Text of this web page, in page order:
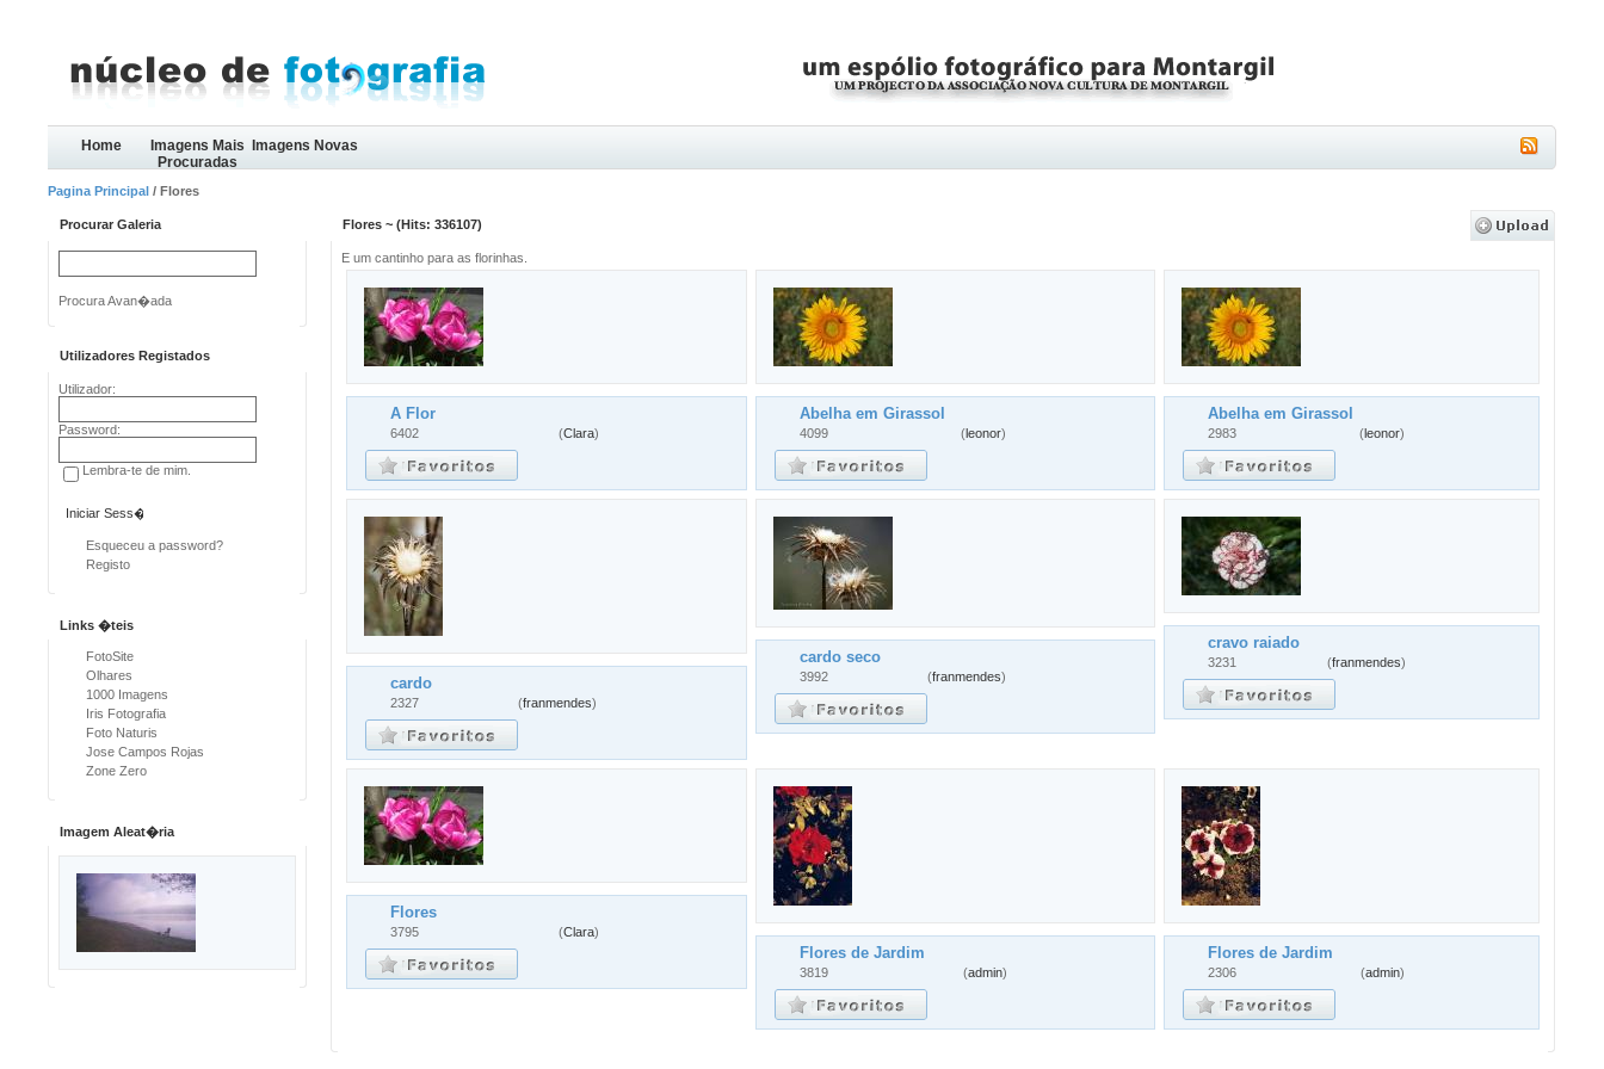
Home
Imagens Mais
Procuradas
Imagens Novas
Pagina Principal / Flores
Procurar Galeria
Procura Avan�ada
Utilizadores Registados
Utilizador:
Password:
Lembra-te de mim.
Esqueceu a password?
Registo
Links �teis
FotoSite
Olhares
1000 Imagens
Iris Fotografia
Foto Naturis
Jose Campos Rojas
Zone Zero
Imagem Aleat�ria
Flores ~ (Hits: 336107)
E um cantinho para as florinhas.
A Flor
6402 (Clara)
Abelha em Girassol
4099 (leonor)
Abelha em Girassol
2983 (leonor)
cardo
2327 (franmendes)
cardo seco
3992 (franmendes)
cravo raiado
3231 (franmendes)
Flores
3795 (Clara)
Flores de Jardim
3819 (admin)
Flores de Jardim
2306 (admin)